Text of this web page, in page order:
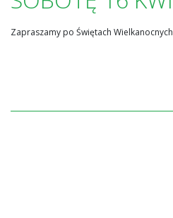
Zapraszamy po Świętach